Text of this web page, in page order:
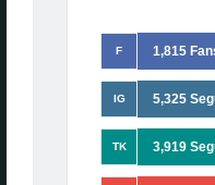
F 1,815
IG 5,325
TK 3,919